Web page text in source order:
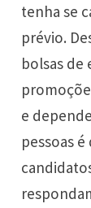
tenha se
prévio.
bolsas
e
pessoas